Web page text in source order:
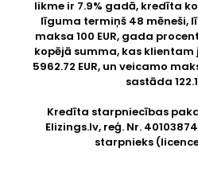
likme ir 7.9% gadā, kredīta
līguma termiņš 48 mēneši,
maksa 100 EUR, gada
kopējā summa, kas
5962.72 EUR, un veicamo
sastāda
Kredīta starpniecības
Elizings.lv, reģ. Nr.
starpnieks